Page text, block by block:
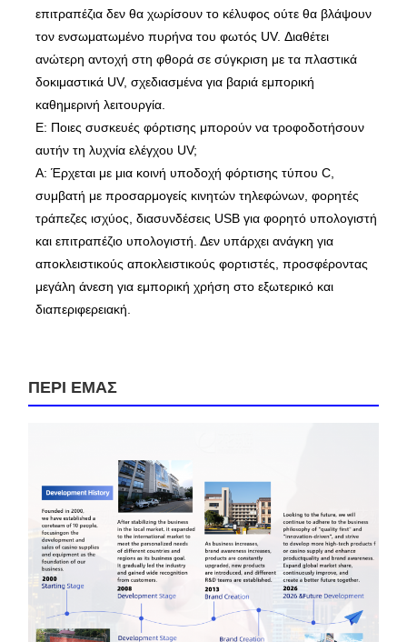
επιτραπέζια δεν θα χωρίσουν το κέλυφος ούτε θα βλάψουν
τον ενσωματωμένο πυρήνα του φωτός UV. Διαθέτει
ανώτερη αντοχή στη φθορά σε σύγκριση με τα πλαστικά
δοκιμαστικά UV, σχεδιασμένα για βαριά εμπορική
καθημερινή λειτουργία.
Ε: Ποιες συσκευές φόρτισης μπορούν να τροφοδοτήσουν
αυτήν τη λυχνία ελέγχου UV;
Α: Έρχεται με μια κοινή υποδοχή φόρτισης τύπου C,
συμβατή με προσαρμογείς κινητών τηλεφώνων, φορητές
τράπεζες ισχύος, διασυνδέσεις USB για φορητό υπολογιστή
και επιτραπέζιο υπολογιστή. Δεν υπάρχει ανάγκη για
αποκλειστικούς αποκλειστικούς φορτιστές, προσφέροντας
μεγάλη άνεση για εμπορική χρήση στο εξωτερικό και
διαπεριφερειακή.
ΠΕΡΙ ΕΜΑΣ